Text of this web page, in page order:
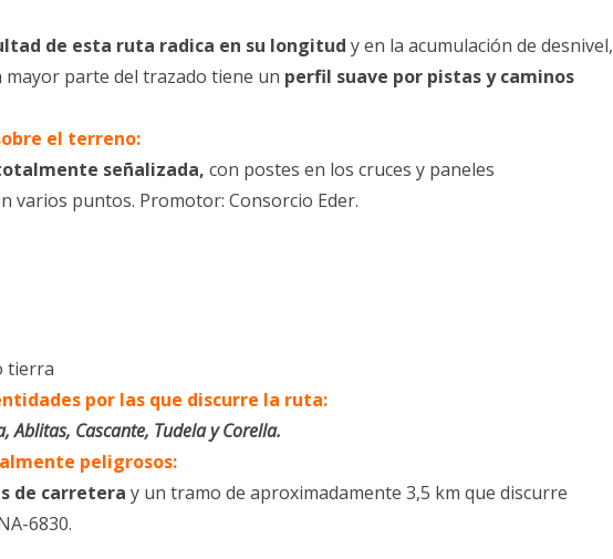
de esta ruta radica en su longitud y en la acumulación de desnivel,
mayor parte del trazado tiene un perfil suave por pistas y caminos
el terreno:
señalizada, con postes en los cruces y paneles
varios puntos. Promotor: Consorcio Eder.
tierra
por las que discurre la ruta:
Ablitas, Cascante, Tudela y Corella.
peligrosos:
de carretera y un tramo de aproximadamente 3,5 km que discurre
6830.